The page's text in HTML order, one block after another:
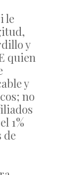
le
y
quien
y
no
1%
de